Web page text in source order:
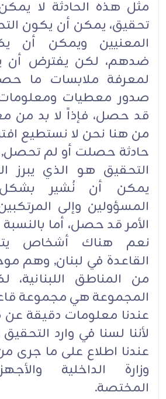
مثل هذه الحادثة لا
تحقيق، يمكن أن يكون
المعنيين ويمكن أن
ضدهم، لكن يفترض أن
لمعرفة ملابسات ما
صدور معطيات ومعلومات
قد حصل، فإذاً لا بد من
من هنا نحن لا نستطيع
حادثة حصلت أو لم تحصل,
التحقيق هو الذي يبرز
يمكن أن نُشير
المسؤولين وإلى
الأمر قد حصل، أما
نعم هناك أشخاص
القاعدة في لبنان, وهم
من المناطق
المجموعة هي مجموعة
عندنا معلومات دقيقة
لأننا لسنا في وارد
عندنا اطلاع على ما جرى
وزارة الداخلية
المختصة.‏